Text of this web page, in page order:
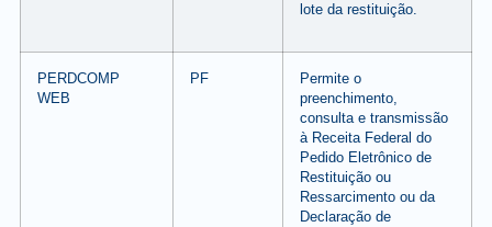
lote da restituição.
PERDCOMP
WEB
PF
Permite o
preenchimento,
consulta e transmissão
à Receita Federal do
Pedido Eletrônico de
Restituição ou
Ressarcimento ou da
Declaração de